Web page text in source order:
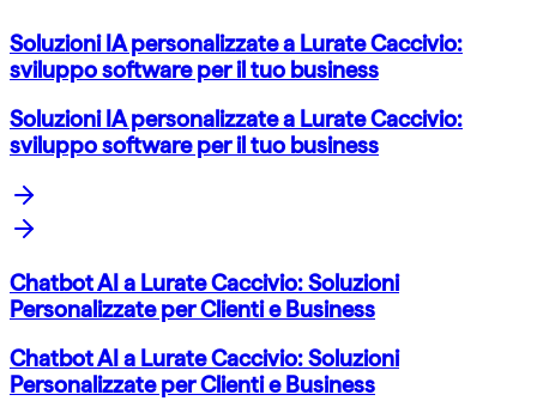
Soluzioni IA personalizzate a Lurate Caccivio:
sviluppo software per il tuo business
Soluzioni IA personalizzate a Lurate Caccivio:
sviluppo software per il tuo business
Chatbot AI a Lurate Caccivio: Soluzioni
Personalizzate per Clienti e Business
Chatbot AI a Lurate Caccivio: Soluzioni
Personalizzate per Clienti e Business